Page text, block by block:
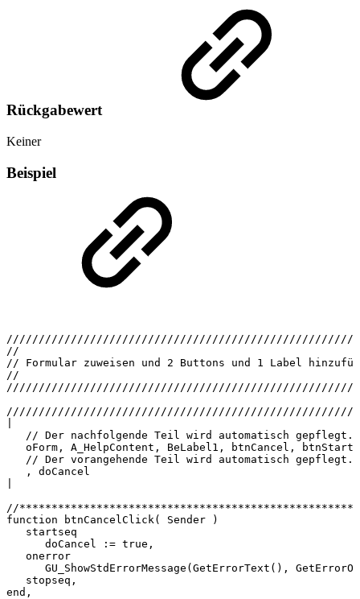
Rückgabewert
Keiner
Beispiel
//
//
Formular zuweisen und 2 Buttons und 1 Label
//
// Der nachfolgende Teil wird automatisch gepflegt.
oForm,
A_HelpContent, BeLabel1, btnCancel,
btnStart
// Der vorangehende Teil wird automatisch gepflegt.
,
doCancel
//
function
btnCancelClick( Sender
)
startseq
doCancel
:= true,
onerror
GU_ShowStdErrorMessage(GetErrorText(),
stopseq,
end,